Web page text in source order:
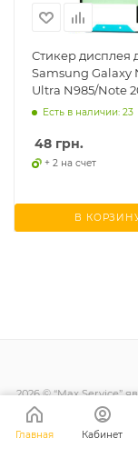
Стикер дисплея
Samsung Galaxy
Ultra N985/Note
5G N986
Есть в наличии: 23
48 грн.
+ 2 на счет
В
2026 © “Max Service”
Главная Кабинет